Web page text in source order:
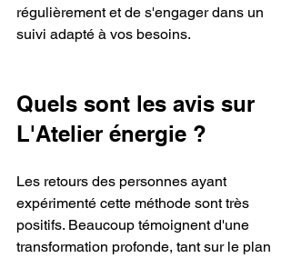
régulièrement et de s'engager dans un
suivi adapté à vos besoins.
Quels sont les avis sur
L'Atelier énergie ?
Les retours des personnes ayant
expérimenté cette méthode sont très
positifs. Beaucoup témoignent d'une
transformation profonde, tant sur le plan